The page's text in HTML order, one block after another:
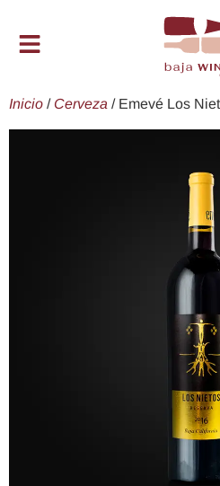
Inicio / Cerveza / Emevé Los